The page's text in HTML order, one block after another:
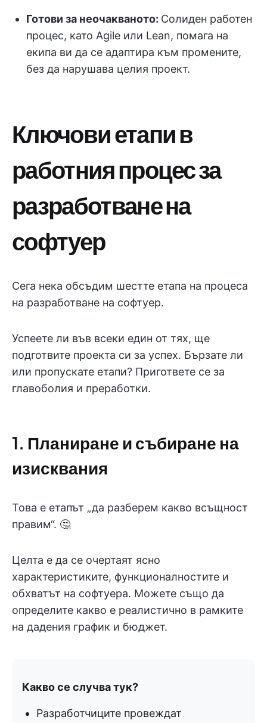
Готови за неочакваното: Солиден работен
процес, като Agile или Lean, помага на
екипа ви да се адаптира към промените,
без да нарушава целия проект.
Ключови етапи в
работния процес за
разработване на
софтуер
Сега нека обсъдим шестте етапа на процеса
на разработване на софтуер.
Успеете ли във всеки един от тях, ще
подготвите проекта си за успех. Бързате ли
или пропускате етапи? Пригответе се за
главоболия и преработки.
1. Планиране и събиране на
изисквания
Това е етапът „да разберем какво всъщност
правим“. 🤔
Целта е да се очертаят ясно
характеристиките, функционалностите и
обхватът на софтуера. Можете също да
определите какво е реалистично в рамките
на дадения график и бюджет.
Какво се случва тук?
Разработчиците провеждат